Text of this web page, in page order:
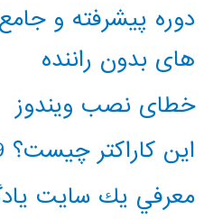
دوره پیشرفته و
های بدون راننده
خطای نصب ویندوز
این کاراکتر چیست؟ 65279
معرفي يك سايت